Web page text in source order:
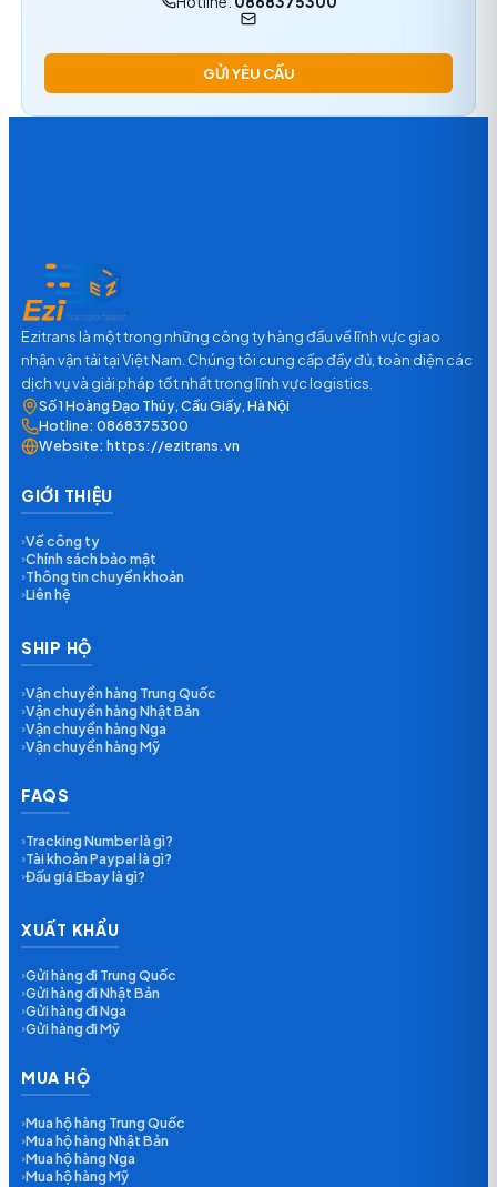
GỬI YÊU CẦU
Ezitrans là một trong những công ty hàng đầu về lĩnh vực giao
nhận vận tải tại Việt Nam. Chúng tôi cung cấp đầy đủ, toàn diện các
dịch vụ và giải pháp tốt nhất trong lĩnh vực logistics.
Số 1 Hoàng Đạo Thúy, Cầu Giấy, Hà Nội
Hotline: 0868375300
Website: https://ezitrans.vn
GIỚI THIỆU
›Về công ty
›Chính sách bảo mật
›Thông tin chuyển khoản
›Liên hệ
SHIP HỘ
›Vận chuyển hàng Trung Quốc
›Vận chuyển hàng Nhật Bản
›Vận chuyển hàng Nga
›Vận chuyển hàng Mỹ
FAQS
›Tracking Number là gì?
›Tài khoản Paypal là gì?
›Đấu giá Ebay là gì?
XUẤT KHẨU
›Gửi hàng đi Trung Quốc
›Gửi hàng đi Nhật Bản
›Gửi hàng đi Nga
›Gửi hàng đi Mỹ
MUA HỘ
›Mua hộ hàng Trung Quốc
›Mua hộ hàng Nhật Bản
›Mua hộ hàng Nga
›Mua hộ hàng Mỹ